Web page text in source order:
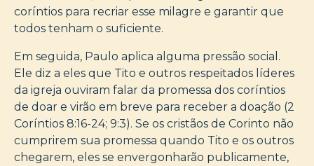
coríntios para recriar esse milagre e garantir que
todos tenham o suficiente.
Em seguida, Paulo aplica alguma pressão social.
Ele diz a eles que Tito e outros respeitados líderes
da igreja ouviram falar da promessa dos coríntios
de doar e virão em breve para receber a doação (2
Coríntios 8:16-24; 9:3). Se os cristãos de Corinto não
cumprirem sua promessa quando Tito e os outros
chegarem, eles se envergonharão publicamente,